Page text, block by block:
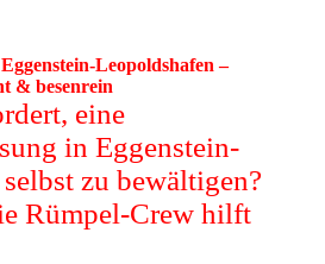
Leopoldshafen –
& besenrein
eine
in Eggenstein-
zu bewältigen?
Rümpel-Crew hilft